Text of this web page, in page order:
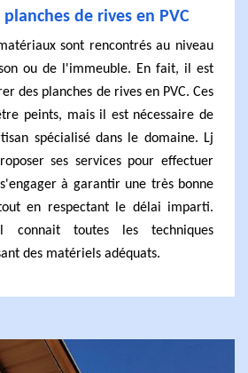
de rives en PVC
sont rencontrés au niveau
ou de l'immeuble. En fait, il est
des planches de rives en PVC. Ces
peints, mais il est nécessaire de
spécialisé dans le domaine. Lj
ses services pour effectuer
à garantir une très bonne
en respectant le délai imparti.
toutes les techniques
des matériels adéquats.